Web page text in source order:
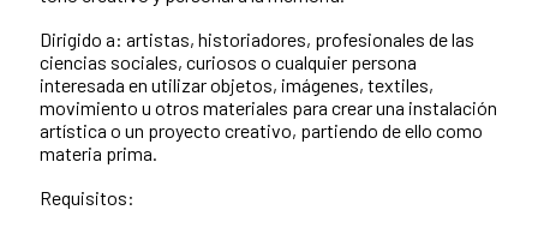
Dirigido a: artistas, historiadores, profesionales de las
ciencias sociales, curiosos o cualquier persona
interesada en utilizar objetos, imágenes, textiles,
movimiento u otros materiales para crear una instalación
artística o un proyecto creativo, partiendo de ello como
materia prima.
Requisitos: